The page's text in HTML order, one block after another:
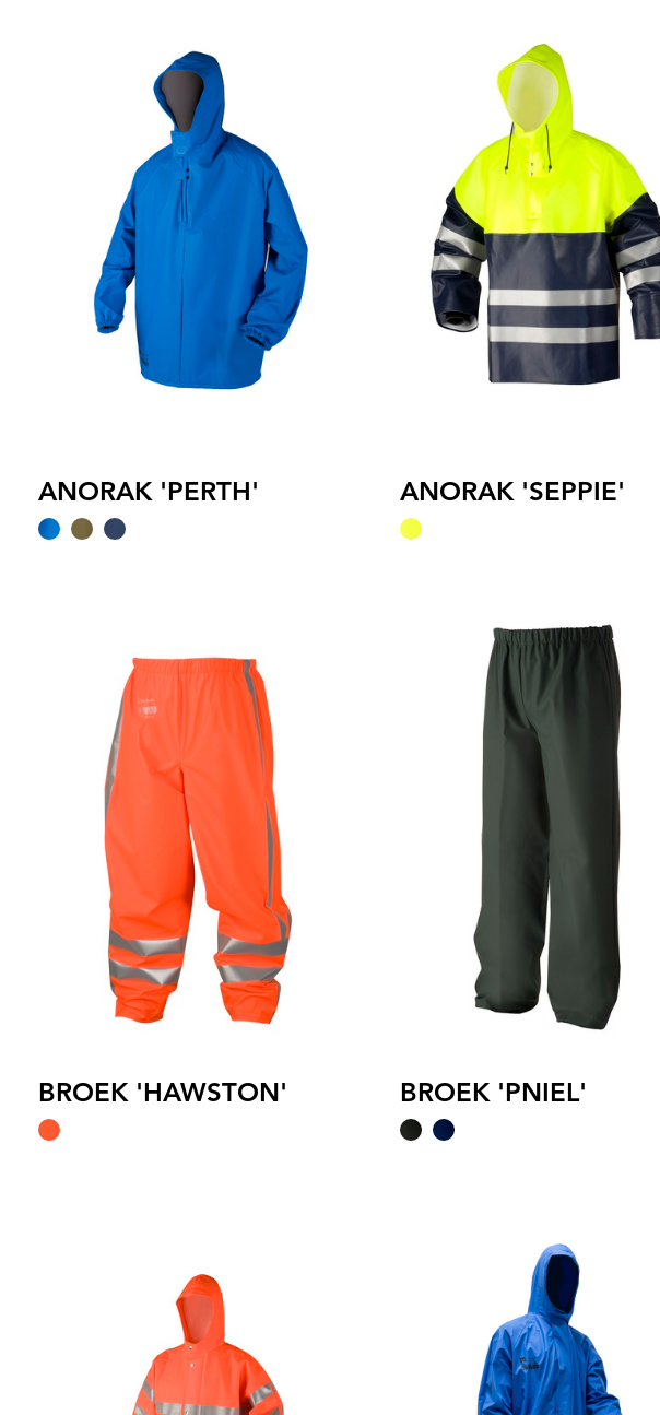
ANORAK 'PERTH' ANORAK 'SEPPIE'
BROEK 'HAWSTON' BROEK 'PNIEL'